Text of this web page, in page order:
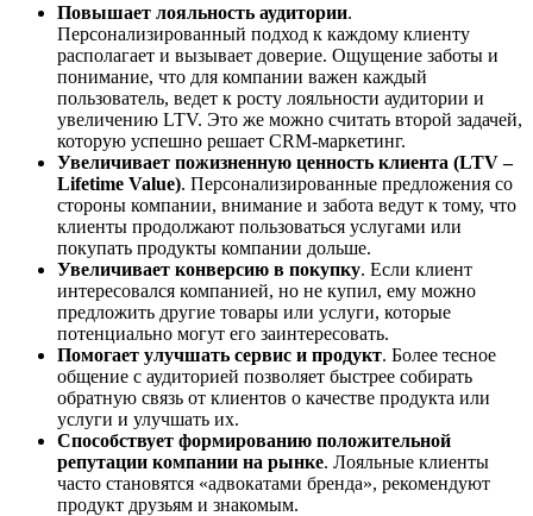
Повышает лояльность аудитории.
Персонализированный подход к каждому клиенту
располагает и вызывает доверие. Ощущение заботы и
понимание, что для компании важен каждый
пользователь, ведет к росту лояльности аудитории и
увеличению LTV. Это же можно считать второй задачей,
которую успешно решает CRM-маркетинг.
Увеличивает пожизненную ценность клиента (LTV –
Lifetime Value). Персонализированные предложения со
стороны компании, внимание и забота ведут к тому, что
клиенты продолжают пользоваться услугами или
покупать продукты компании дольше.
Увеличивает конверсию в покупку. Если клиент
интересовался компанией, но не купил, ему можно
предложить другие товары или услуги, которые
потенциально могут его заинтересовать.
Помогает улучшать сервис и продукт. Более тесное
общение с аудиторией позволяет быстрее собирать
обратную связь от клиентов о качестве продукта или
услуги и улучшать их.
Способствует формированию положительной
репутации компании на рынке. Лояльные клиенты
часто становятся «адвокатами бренда», рекомендуют
продукт друзьям и знакомым.